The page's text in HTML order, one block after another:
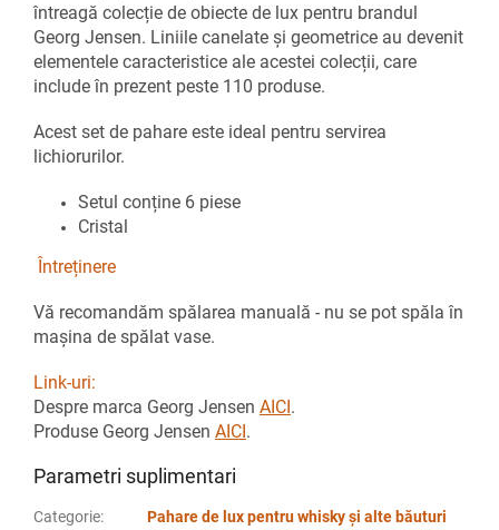
întreagă colecție de obiecte de lux pentru brandul
Georg Jensen. Liniile canelate și geometrice au devenit
elementele caracteristice ale acestei colecții, care
include în prezent peste 110 produse.
Acest set de pahare este ideal pentru servirea
lichiorurilor.
Setul conține 6 piese
Cristal
Întreținere
Vă recomandăm spălarea manuală - nu se pot spăla în
mașina de spălat vase.
Link-uri:
Despre marca Georg Jensen AICI.
Produse Georg Jensen AICI.
Parametri suplimentari
Categorie:
Pahare de lux pentru whisky și alte băuturi